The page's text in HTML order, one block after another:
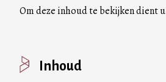
Om deze inhoud te bekijken dient u
Inhoud